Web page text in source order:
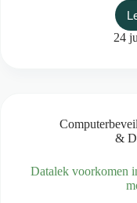
24
&
Datalek voorkomen